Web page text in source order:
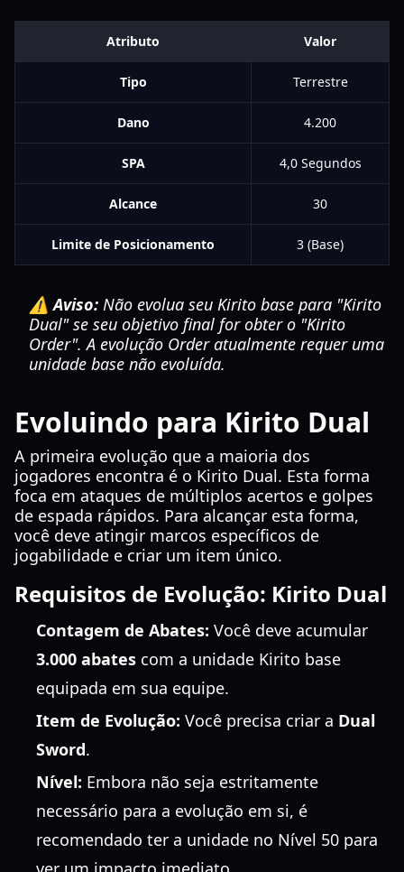
Atributo Valor
Tipo Terrestre
Dano 4.200
SPA 4,0 Segundos
Alcance 30
Limite de Posicionamento 3 (Base)
⚠️ Aviso: Não evolua seu Kirito base para "Kirito
Dual" se seu objetivo final for obter o "Kirito
Order". A evolução Order atualmente requer uma
unidade base não evoluída.
Evoluindo para Kirito Dual
A primeira evolução que a maioria dos
jogadores encontra é o Kirito Dual. Esta forma
foca em ataques de múltiplos acertos e golpes
de espada rápidos. Para alcançar esta forma,
você deve atingir marcos específicos de
jogabilidade e criar um item único.
Requisitos de Evolução: Kirito Dual
Contagem de Abates: Você deve acumular
3.000 abates com a unidade Kirito base
equipada em sua equipe.
Item de Evolução: Você precisa criar a Dual
Sword.
Nível: Embora não seja estritamente
necessário para a evolução em si, é
recomendado ter a unidade no Nível 50 para